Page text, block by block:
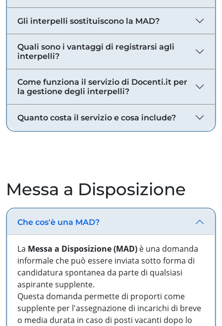
Gli interpelli sostituiscono la MAD?
Quali sono i vantaggi di registrarsi agli
interpelli?
Come funziona il servizio di Docenti.it per
la gestione degli interpelli?
Quanto costa il servizio e cosa include?
Messa a Disposizione
Che cos'è una MAD?
La Messa a Disposizione (MAD) è una domanda
informale che può essere inviata sotto forma di
candidatura spontanea da parte di qualsiasi
aspirante supplente.
Questa domanda permette di proporti come
supplente per l'assegnazione di incarichi di breve
o media durata in caso di posti vacanti dopo lo